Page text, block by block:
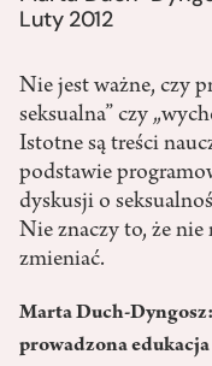
Luty 2012
Nie jest ważne, czy
seksualna” czy
Istotne są treści
podstawie
dyskusji o
Nie znaczy to, że nie
zmieniać.
Marta Duch-
prowadzona edukacja